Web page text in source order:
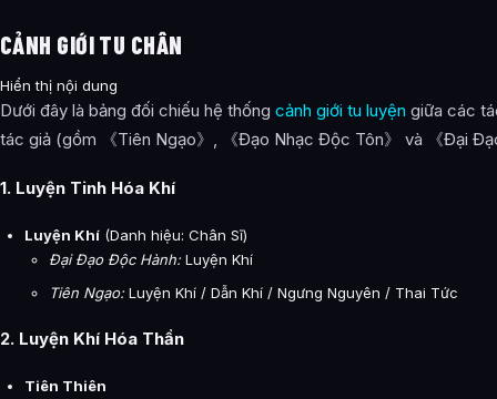
CẢNH GIỚI TU CHÂN
Hiển thị nội dung
Dưới đây là bảng đối chiếu hệ thống cảnh giới tu luyện giữa các
tác giả (gồm 《Tiên Ngạo》, 《Đạo Nhạc Độc Tôn》 và 《Đại
1. Luyện Tinh Hóa Khí
Luyện Khí (Danh hiệu: Chân Sĩ)
Đại Đạo Độc Hành:Luyện Khí
Tiên Ngạo:Luyện Khí / Dẫn Khí / Ngưng Nguyên / Thai Tức
2. Luyện Khí Hóa Thần
Tiên Thiên